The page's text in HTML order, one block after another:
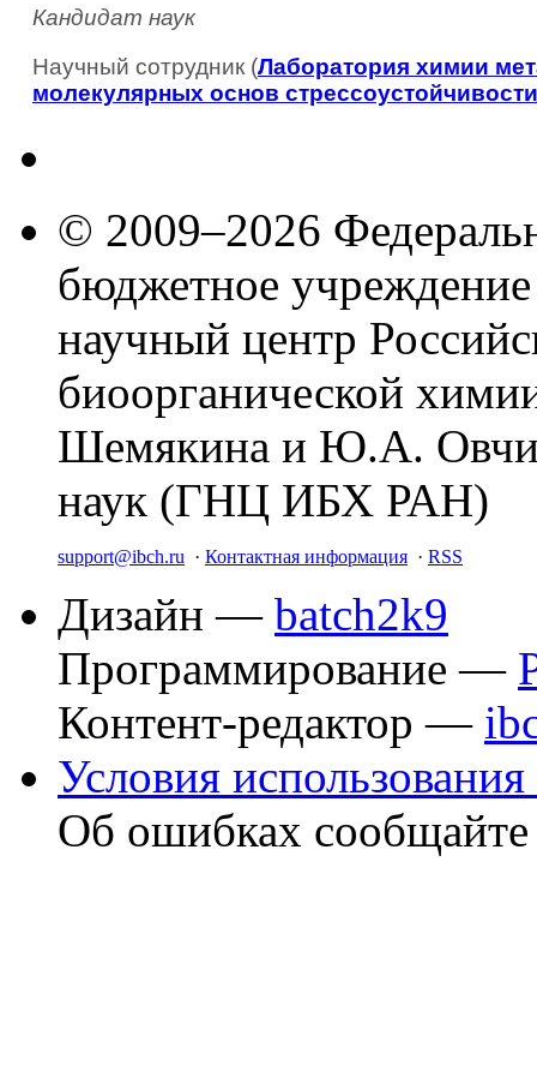
Кандидат наук
Научный сотрудник (Лаборатория химии
молекулярных основ
© 2009–2026
бюджетное
научный центр
биоорганической
Шемякина и Ю.А.
наук (ГНЦ ИБХ РАН)
support@ibch.ru · Контактная информация · RSS
Дизайн — batch2k9
Программирование —
Контент-редактор —
Условия использования
Об ошибках